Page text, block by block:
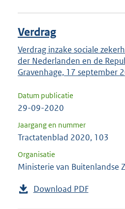
Verdrag
Verdrag inzake sociale
der Nederlanden en de
Gravenhage, 17 september
Datum publicatie
29-09-2020
Jaargang en nummer
Tractatenblad 2020, 103
Organisatie
Ministerie van Buitenlandse
Download PDF